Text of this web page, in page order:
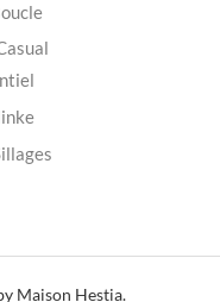
Maison Hestia.